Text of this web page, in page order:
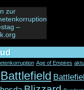
zur
–
Age of Empires
Battlefield